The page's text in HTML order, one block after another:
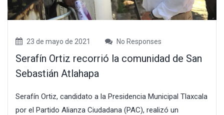
23 de mayo de 2021 No Responses
Serafín Ortiz recorrió la comunidad de San
Sebastián Atlahapa
Serafín Ortiz, candidato a la Presidencia Municipal Tlaxcala
por el Partido Alianza Ciudadana (PAC), realizó un